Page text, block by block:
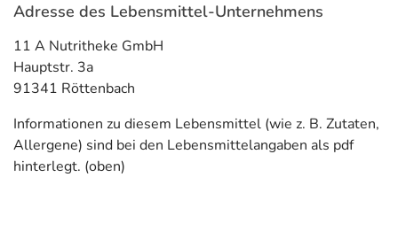
Adresse des Lebensmittel-Unternehmens
11 A Nutritheke GmbH
Hauptstr. 3a
91341 Röttenbach
Informationen zu diesem Lebensmittel (wie z. B. Zutaten,
Allergene) sind bei den Lebensmittelangaben als pdf
hinterlegt. (oben)